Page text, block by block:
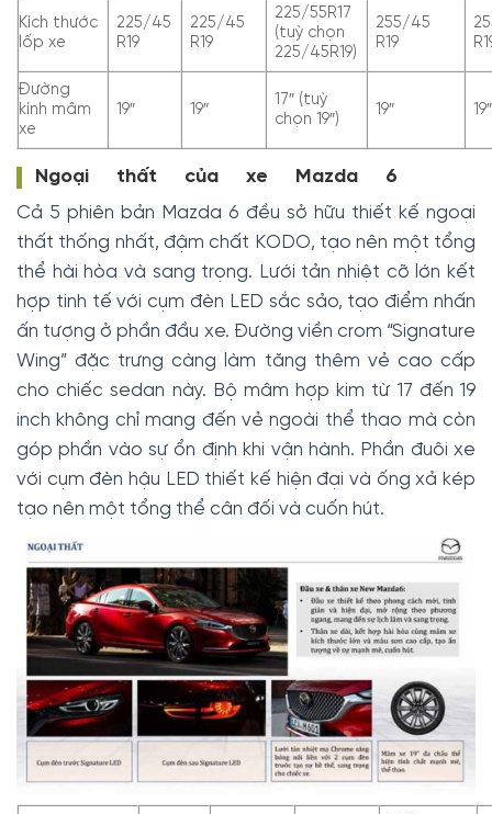
Kích thước
lốp xe
225/45
R19
225/45
R19
225/55R17
(tuỳ chọn
225/45R19)
255/45
R19
Đường
kính mâm
xe
19″ 19″
17″ (tuỳ
chọn 19″)
19″ 19″
Ngoại thất của xe Mazda 6
Cả 5 phiên bản Mazda 6 đều sở hữu thiết kế ngoại
thất thống nhất, đậm chất KODO, tạo nên một tổng
thể hài hòa và sang trọng. Lưới tản nhiệt cỡ lớn kết
hợp tinh tế với cụm đèn LED sắc sảo, tạo điểm nhấn
ấn tượng ở phần đầu xe. Đường viền crom “Signature
Wing” đặc trưng càng làm tăng thêm vẻ cao cấp
cho chiếc sedan này. Bộ mâm hợp kim từ 17 đến 19
inch không chỉ mang đến vẻ ngoài thể thao mà còn
góp phần vào sự ổn định khi vận hành. Phần đuôi xe
với cụm đèn hậu LED thiết kế hiện đại và ống xả kép
tạo nên một tổng thể cân đối và cuốn hút.